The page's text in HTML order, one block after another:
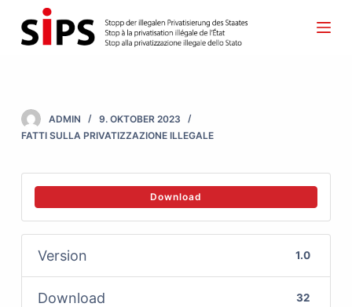
S
k
o
o
ADMIN
9. OKTOBER 2023
FATTI SULLA PRIVATIZZAZIONE ILLEGALE
Download
Version 1.0
Download 32